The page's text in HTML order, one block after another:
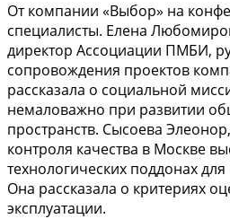
От компании «Выбор» на
специалисты. Елена
директор Ассоциации ПМБИ,
сопровождения проектов
рассказала о социальной
немаловажно при развитии
пространств. Сысоева
контроля качества в Москве
технологических поддонах
Она рассказала о критериях
эксплуатации.